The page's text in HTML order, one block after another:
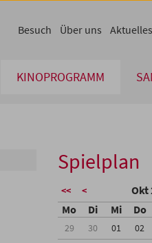
KINOPROGRAMM
Besuch Über uns Aktuelles
Spielplan
<< < Okt
Mo Di Mi Do
29 30 01 02